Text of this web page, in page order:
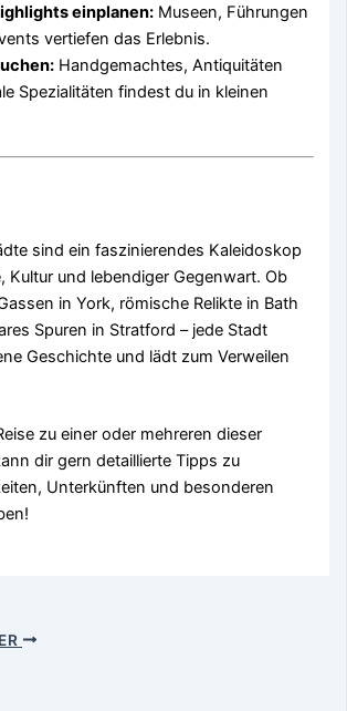
einplanen: Museen, Führungen
vertiefen das Erlebnis.
Handgemachtes, Antiquitäten
Spezialitäten findest du in kleinen
sind ein faszinierendes Kaleidoskop
Kultur und lebendiger Gegenwart. Ob
in York, römische Relikte in Bath
Spuren in Stratford – jede Stadt
Geschichte und lädt zum Verweilen
zu einer oder mehreren dieser
dir gern detaillierte Tipps zu
Unterkünften und besonderen